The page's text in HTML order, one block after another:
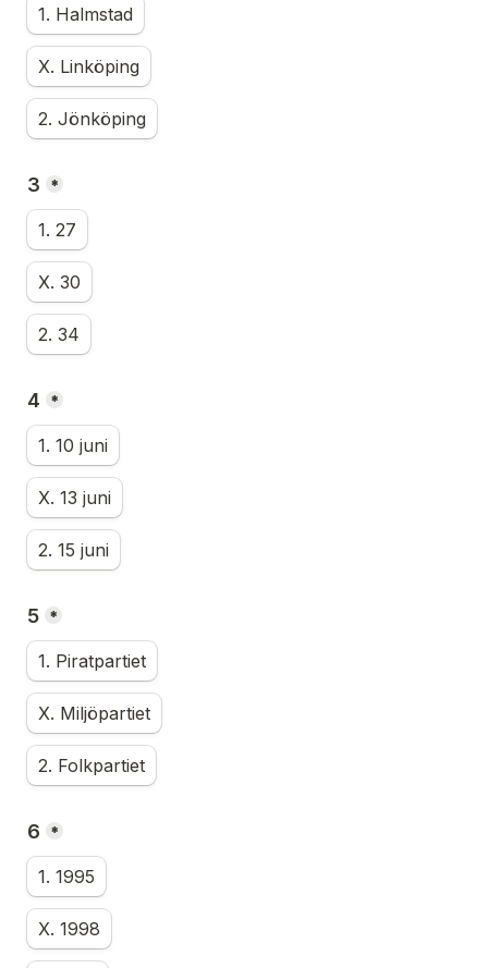
1. Halmstad
X. Linköping
2. Jönköping
3 *
1. 27
X. 30
2. 34
4 *
1. 10 juni
X. 13 juni
2. 15 juni
5 *
1. Piratpartiet
X. Miljöpartiet
2. Folkpartiet
6 *
1. 1995
X. 1998